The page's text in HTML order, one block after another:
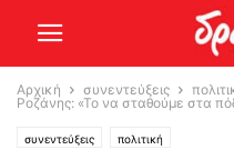
Αρχική συνεντεύξεις
Ροζάνης: «Το να σταθούμε στα
συνεντεύξεις πολιτική